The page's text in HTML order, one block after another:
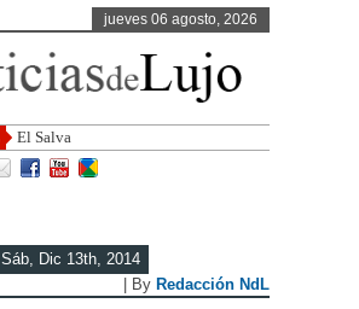
jueves 06 agosto, 2026
El Salvador, uno de los destino
Sáb, Dic 13th, 2014
| By Redacción NdL